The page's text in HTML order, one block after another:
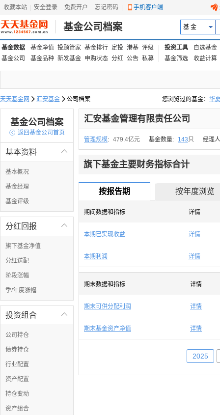
收藏本站 安全登录 免费开户 忘记密码 手机客户端
基金公司档案 基 金
基金数据 基金净值 投顾管家 基金排行 定投 港基 评级
基金公司
基金品种 新发基金 申购状态 分红 公告 私募
投资工具
自选基金
基金筛选
收益计算
天天基金网  汇安基金  公司档案 您浏览过的基金： 华
易方达上证中盘ETF联
基金公司档案
 返回基金公司首页

基本资料
基本概况
基金经理
基金评级

分红回报
旗下基金净值
分红送配
阶段涨幅
季/年度涨幅

投资组合
公司持仓
债券持仓
行业配置
资产配置
持仓变动
资产组合
汇安基金管理有限责任公司
管理规模: 479.4亿元 基金数量: 143只 经理
旗下基金主要财务指标合计
按报告期 按年度浏览
期间数据和指标 详情
本期已实现收益 详情
本期利润 详情
期末数据和指标 详情
期末可供分配利润 详情
期末基金资产净值 详情
2025